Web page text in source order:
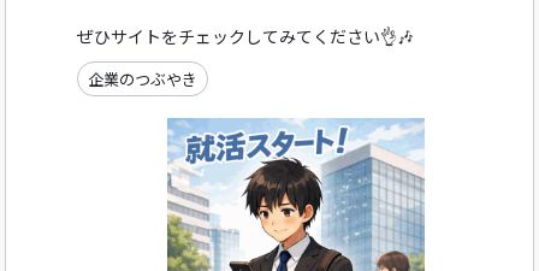
ぜひサイトをチェックしてみてください👌🎶
企業のつぶやき